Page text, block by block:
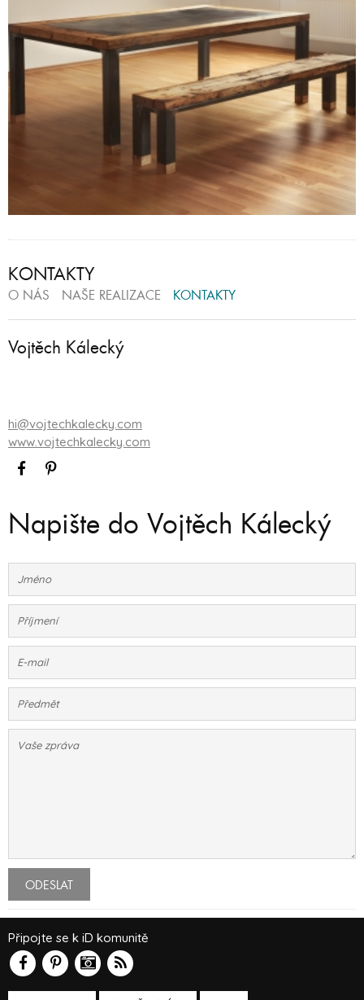
KONTAKTY
O NÁS NAŠE REALIZACE KONTAKTY
Vojtěch Kálecký
hi@vojtechkalecky.com
www.vojtechkalecky.com
Napište do Vojtěch Kálecký
ODESLAT
Připojte se k iD komunitě